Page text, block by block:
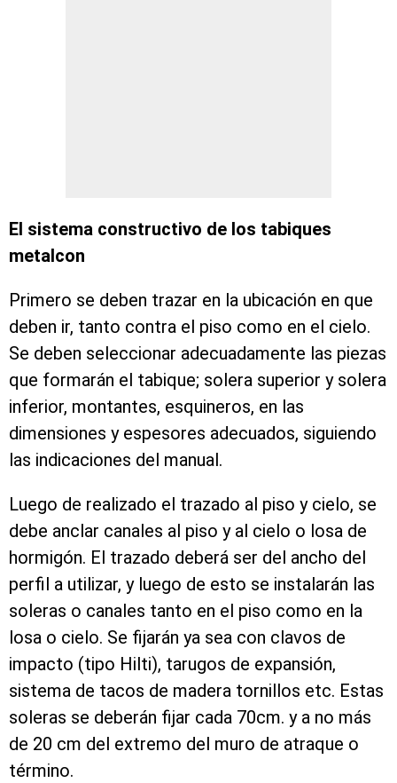
El sistema constructivo de los tabiques
metalcon
Primero se deben trazar en la ubicación en que
deben ir, tanto contra el piso como en el cielo.
Se deben seleccionar adecuadamente las piezas
que formarán el tabique; solera superior y solera
inferior, montantes, esquineros, en las
dimensiones y espesores adecuados, siguiendo
las indicaciones del manual.
Luego de realizado el trazado al piso y cielo, se
debe anclar canales al piso y al cielo o losa de
hormigón. El trazado deberá ser del ancho del
perfil a utilizar, y luego de esto se instalarán las
soleras o canales tanto en el piso como en la
losa o cielo. Se fijarán ya sea con clavos de
impacto (tipo Hilti), tarugos de expansión,
sistema de tacos de madera tornillos etc. Estas
soleras se deberán fijar cada 70cm. y a no más
de 20 cm del extremo del muro de atraque o
término.